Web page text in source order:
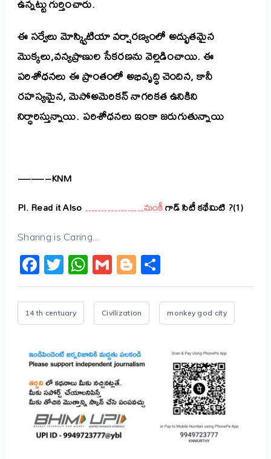
ఈ సర్వేలు మోస్క్విటియా వర్షారణ్యంలో అద్భుతమైన
మొక్కలు,వన్యప్రాణుల సేకరణను వెల్లడించాయి. ఈ
పరిశోధనలు ఈ ప్రాంతంలో అభివృద్ధి చెందిన, కానీ
రహస్యమైన, మెసోఅమెరికన్ నాగరికత ఉనికిని
నిర్ధారిస్తున్నాయి. పరిశోధనలుఇంకాజరుగుతున్నాయి
——–KNM
Pl. Read it Also ………………మంకీగాడ్ సిటీ కథేమిటి ?(1)
Sharing is Caring...
Facebook
Twitter
WhatsApp
GmailBlogger
Share
14 th centuary Civilization monkey god city